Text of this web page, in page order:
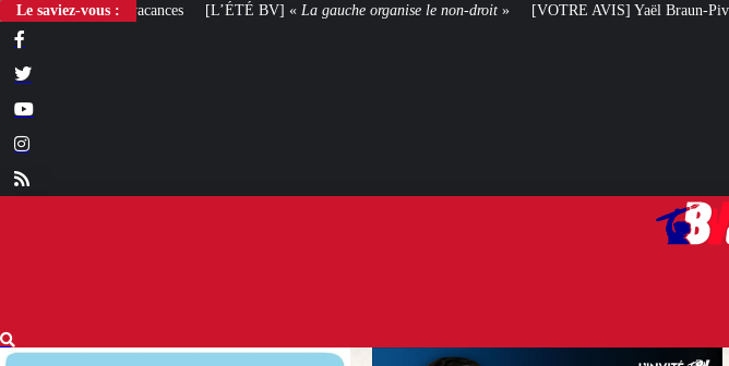
Le saviez-vous :
[L’ÉTÉ BV] « La gauche organise le non-droit» [VOTRE AVIS] Yaël Braun-Pivet doit-elle renoncer à son